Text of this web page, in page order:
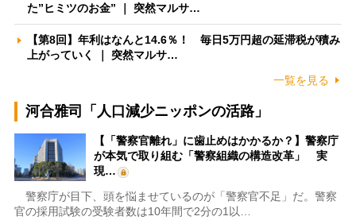
た”ヒミツのお金” ｜ 突然マルサ…
【第8回】年利はなんと14.6％！ 毎日5万円超の延滞税が積み
上がっていく ｜ 突然マルサ…
一覧を見る
河合雅司「人口減少ニッポンの活路」
【「警察官離れ」に歯止めはかかるか？】警察庁
が本気で取り組む「警察組織の構造改革」 実
現…
警察庁が目下、頭を悩ませているのが「警察官不足」だ。警察
官の採用試験の受験者数は10年間で2分の1以…